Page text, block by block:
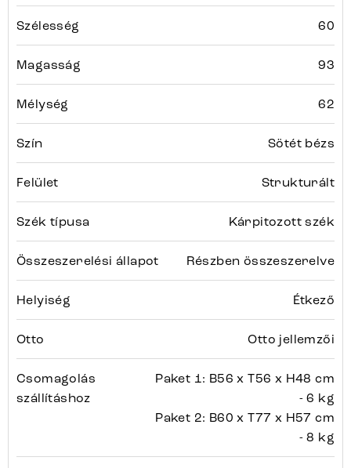
Szélesség 60
Magasság 93
Mélység 62
Szín Sötét bézs
Felület Strukturált
Szék típusa Kárpitozott szék
Összeszerelési állapot Részben összeszerelve
Helyiség Étkező
Otto Otto jellemzői
Csomagolás
szállításhoz
Paket 1: B56 x T56 x H48 cm
- 6 kg
Paket 2: B60 x T77 x H57 cm
- 8 kg